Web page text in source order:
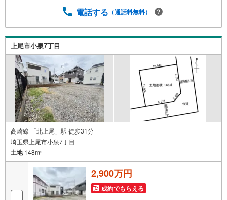
しっかり確認できます・リモート相談は第三者による住宅
対1で・バーチャル背景でプライバシーも安心・忙しいパー
トナーに変わって予め確認も・別々の場所から家族みんな
で参加もできます・お気軽にご相談下さい～営業時間～9:3
0～18:30こちらのお時間でしたらお電話でのお問合せがス
ムーズですお気軽にお問合せください
電話する （通話料無料）
上尾市小泉7丁目
高崎線 「北上尾」駅 徒歩31分
埼玉県上尾市小泉7丁目
土地148m2
2,900万円
成約でもらえる